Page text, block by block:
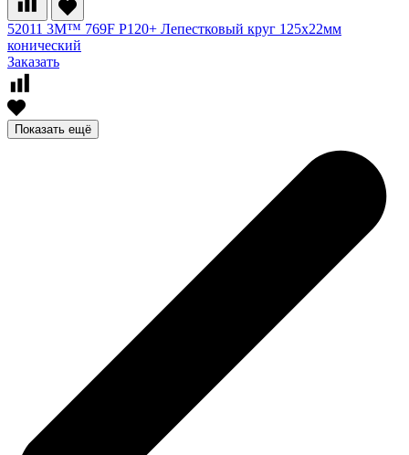
52011 3M™ 769F P120+ Лепестковый круг 125x22мм
конический
Заказать
Показать ещё